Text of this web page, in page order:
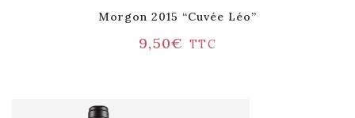
Morgon 2015 “Cuvée Léo”
9,50€ TTC